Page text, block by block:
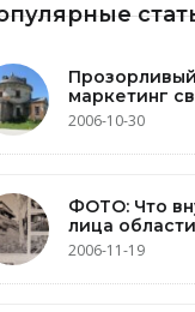
маркетинг
2006-10-30
ФОТО: Что
лица
2006-11-19